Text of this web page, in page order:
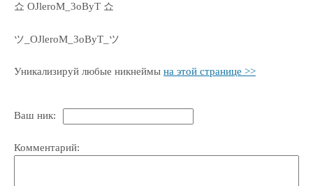
쇼 OJleroM_3oByT 쇼
ツ_OJleroM_3oByT_ツ
Уникализируй любые никнеймы на этой странице >>
Ваш ник:
Комментарий: